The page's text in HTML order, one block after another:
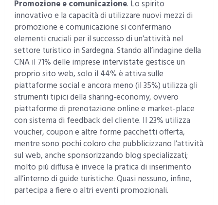
Promozione e comunicazione. Lo spirito
innovativo e la capacità di utilizzare nuovi mezzi di
promozione e comunicazione si confermano
elementi cruciali per il successo di un’attività nel
settore turistico in Sardegna. Stando all’indagine della
CNA il 71% delle imprese intervistate gestisce un
proprio sito web, solo il 44% è attiva sulle
piattaforme social e ancora meno (il 35%) utilizza gli
strumenti tipici della sharing-economy, ovvero
piattaforme di prenotazione online e market-place
con sistema di feedback del cliente. Il 23% utilizza
voucher, coupon e altre forme pacchetti offerta,
mentre sono pochi coloro che pubblicizzano l’attività
sul web, anche sponsorizzando blog specializzati;
molto più diffusa è invece la pratica di inserimento
all’interno di guide turistiche. Quasi nessuno, infine,
partecipa a fiere o altri eventi promozionali.